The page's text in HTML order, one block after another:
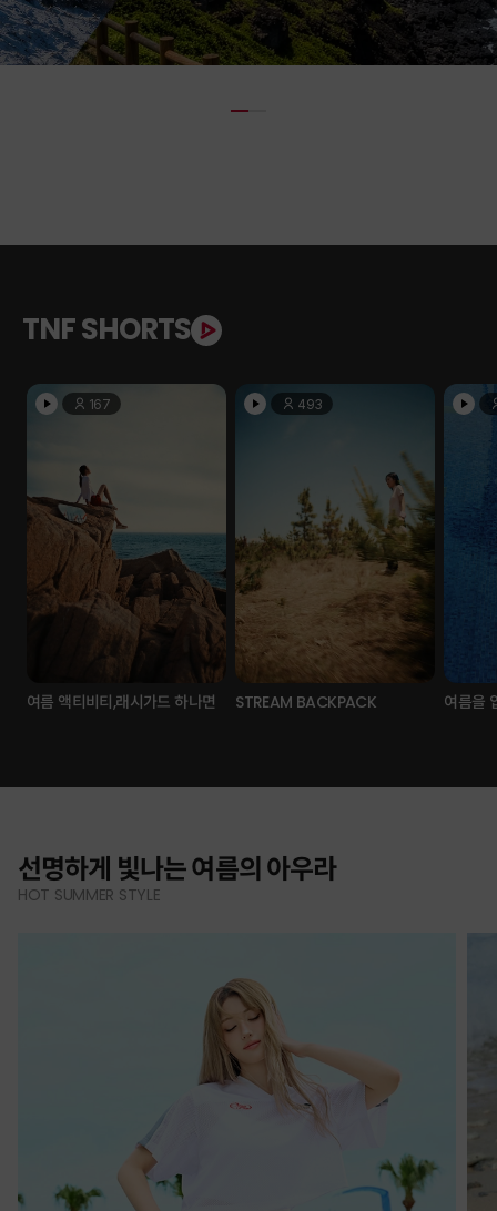
TNF SHORTS
167
여름 액티비티,래시가드 하나면
493
STREAM BACKPACK 여름을
선명하게 빛나는 여름의 아우라
HOT SUMMER STYLE